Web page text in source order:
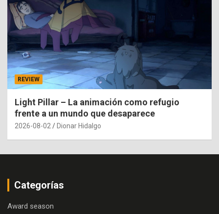
REVIEW
Light Pillar – La animación como refugio
frente a un mundo que desaparece
2026-08-02 Dionar Hidalgo
Categorías
Award season